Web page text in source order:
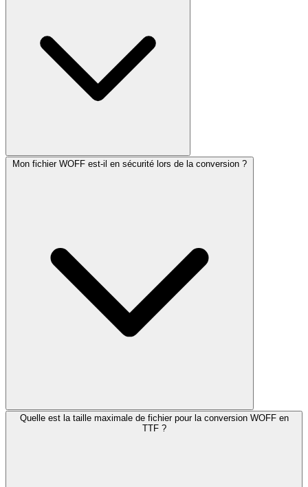
Mon fichier WOFF est-il en sécurité lors de la conversion ?
Quelle est la taille maximale de fichier pour la conversion WOFF en
TTF ?